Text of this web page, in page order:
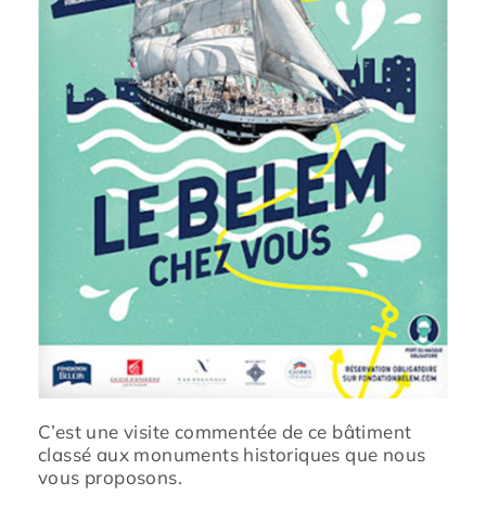
Avantages
C’est une visite commentée de ce bâtiment
classé aux monuments historiques que nous
vous proposons.